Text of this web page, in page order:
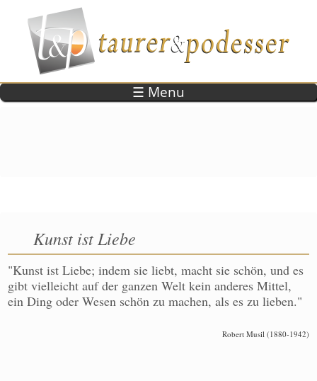
Direkt zum Inhalt
☰ Menu
Kunst ist Liebe
"Kunst ist Liebe; indem sie liebt, macht sie schön, und es
gibt vielleicht auf der ganzen Welt kein anderes Mittel,
ein Ding oder Wesen schön zu machen, als es zu lieben."
Robert Musil (1880-1942)